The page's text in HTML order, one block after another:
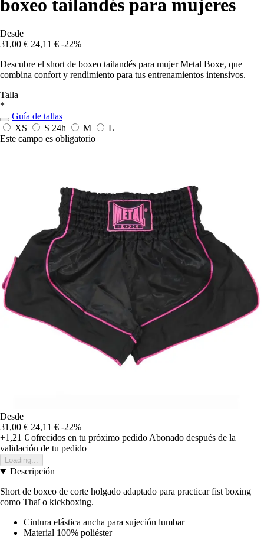
boxeo tailandés para mujeres
Desde
31,00 € 24,11 € -22%
Descubre el short de boxeo tailandés para mujer Metal Boxe, que
combina confort y rendimiento para tus entrenamientos intensivos.
Talla
*
Guía de tallas
XS
S 24h M
L
Este campo es obligatorio
Desde
31,00 € 24,11 € -22%
+1,21 € ofrecidos en tu próximo pedido Abonado después de la
validación de tu pedido
Loading...
Descripción
Short de boxeo de corte holgado adaptado para practicar fist boxing
como Thaï o kickboxing.
Cintura elástica ancha para sujeción lumbar
Material 100% poliéster